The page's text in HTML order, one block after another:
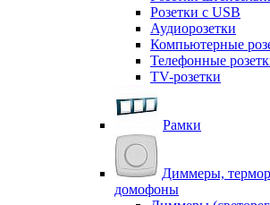
Розетки с USB
Аудиорозетки
Компьютерные
Телефонные
TV-розетки
Рамки
Диммеры,
домофоны